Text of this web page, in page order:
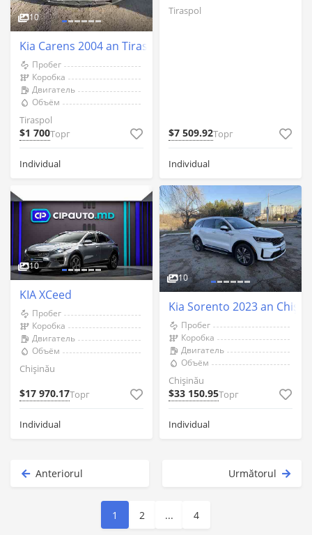
10
Kia Carens 2004 an Tiraspol
Пробег
Коробка
Двигатель
Объём
Tiraspol
$1 700Торг
Individual
Tiraspol
$7 509.92Торг
Individual
10
KIA XCeed
Пробег
Коробка
Двигатель
Объём
Chişinău
$17 970.17Торг
Individual
10
Kia Sorento 2023 an
Пробег
Коробка
Двигатель
Объём
Chişinău
$33 150.95Торг
Individual
Anteriorul Următorul
1 2 ... 4